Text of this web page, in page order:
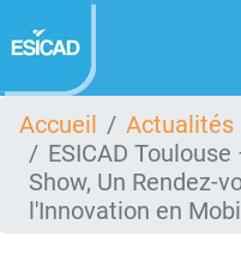
au
contenu
Accueil
Actualités
ESICAD
Show, Un Rendez-
l'Innovation en